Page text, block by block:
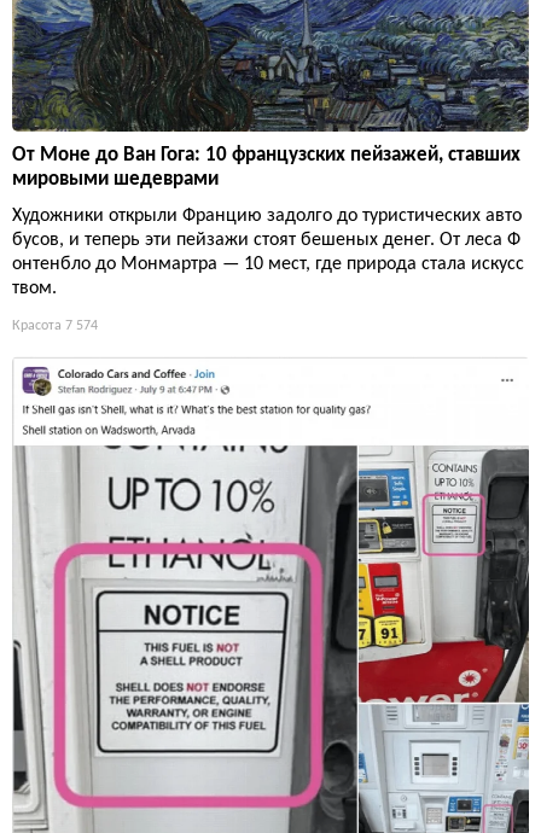
От Моне до Ван Гога: 10 французских пейзажей, ставших
мировыми шедеврами
Художники открыли Францию задолго до туристических авто
бусов, и теперь эти пейзажи стоят бешеных денег. От леса Ф
онтенбло до Монмартра — 10 мест, где природа стала искусс
твом.
Красота 7 574